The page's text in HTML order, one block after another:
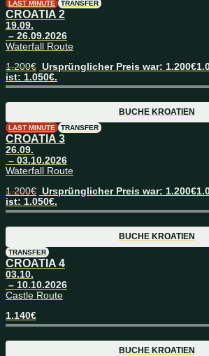
LAST MINUTE TRANSFER
CROATIA 2
19.09.
– 26.09.2026
Waterfall Route
1.200€ Ursprünglicher Preis war: 1.200€
ist: 1.050€.
BUCHE KROATIEN
LAST MINUTE TRANSFER
CROATIA 3
26.09.
– 03.10.2026
Waterfall Route
1.200€ Ursprünglicher Preis war: 1.200€
ist: 1.050€.
BUCHE KROATIEN
TRANSFER
CROATIA 4
03.10.
– 10.10.2026
Castle Route
1.140€
BUCHE KROATIEN